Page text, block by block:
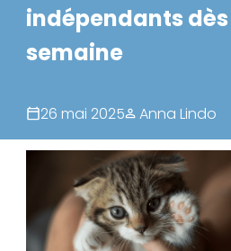
indépendants dès
semaine
26 mai 2025 Anna Lindo